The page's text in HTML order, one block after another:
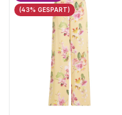
(43% GESPART)